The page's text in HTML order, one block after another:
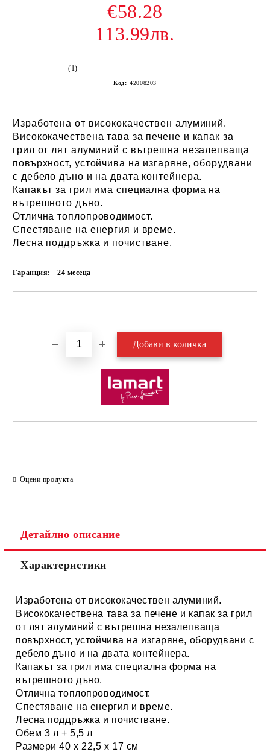
€58.28
113.99лв.
(1)
Код: 42008203
Изработена от висококачествен алуминий.
Висококачествена тава за печене и капак за
грил от лят алуминий с вътрешна незалепваща
повърхност, устойчива на изгаряне, оборудвани
с дебело дъно и на двата контейнера.
Капакът за грил има специална форма на
вътрешното дъно.
Отлична топлопроводимост.
Спестяване на енергия и време.
Лесна поддръжка и почистване.
Гаранция: 24 месеца
Оцени продукта
Детайлно описание
Характеристики
Изработена от висококачествен алуминий.
Висококачествена тава за печене и капак за грил
от лят алуминий с вътрешна незалепваща
повърхност, устойчива на изгаряне, оборудвани с
дебело дъно и на двата контейнера.
Капакът за грил има специална форма на
вътрешното дъно.
Отлична топлопроводимост.
Спестяване на енергия и време.
Лесна поддръжка и почистване.
Обем 3 л + 5,5 л
Размери 40 х 22,5 х 17 см